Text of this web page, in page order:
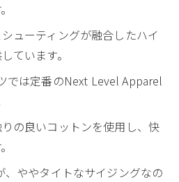
ューティングが融合したハイ
ています。
では定番のNext Level Apparel
の良いコットンを使用し、快
、ややタイトなサイジングなの